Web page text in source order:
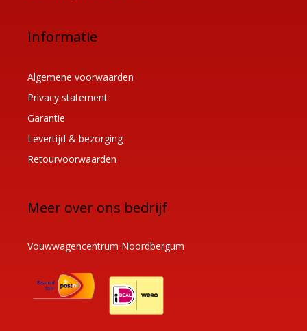
Informatie
Algemene voorwaarden
Privacy statement
Garantie
Levertijd & bezorging
Retourvoorwaarden
Meer over ons bedrijf
Vouwwagencentrum Noordbergum